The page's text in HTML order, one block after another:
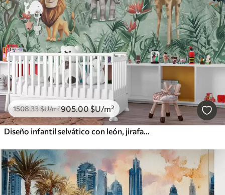
1508.33$U/m²905.00$U/m²
Diseño infantil selvático con león, jirafa, elefante y loros